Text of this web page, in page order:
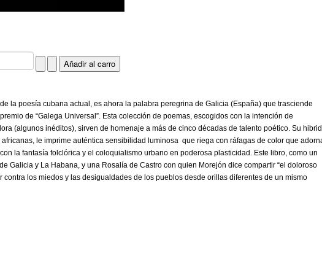
la poesía cubana actual, es ahora la palabra peregrina de Galicia (España) que trasciende
de “Galega Universal”. Esta colección de poemas, escogidos con la intención de
(algunos inéditos), sirven de homenaje a más de cinco décadas de talento poético. Su
le imprime auténtica sensibilidad luminosa que riega con ráfagas de color que
la fantasía folclórica y el coloquialismo urbano en poderosa plasticidad. Este libro, como un
Galicia y La Habana, y una Rosalía de Castro con quien Morejón dice compartir “el doloroso
contra los miedos y las desigualdades de los pueblos desde orillas diferentes de un mismo